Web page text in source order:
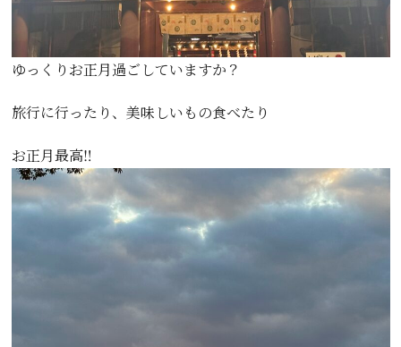
ゆっくりお正月過ごしていますか？
旅行に行ったり、美味しいもの食べたり
お正月最高‼️